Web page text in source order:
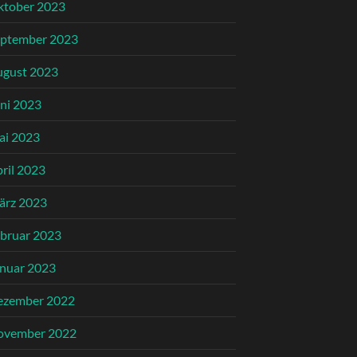
2023
2023
2023
2023
2023
2023
2023
2023
2023
2022
2022